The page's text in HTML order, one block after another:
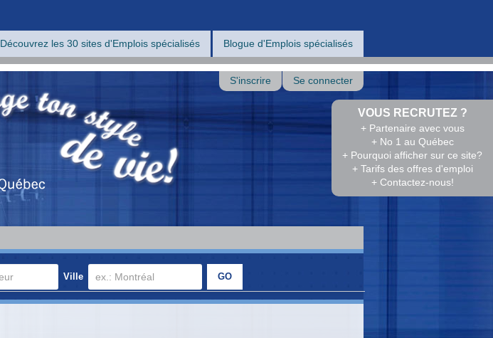
Découvrez les 30 sites d'Emplois spécialisés Blogue d'Emplois spécialisés
VOUS RECRUTEZ ?
+ Partenaire avec vous
+ No 1 au Québec
+ Pourquoi afficher sur ce site?
+ Tarifs des offres d'emploi
+ Contactez-nous!
S'inscrire Se connecter
Ville